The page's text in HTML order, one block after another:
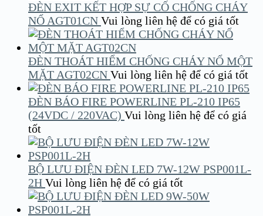
ĐÈN EXIT KẾT HỢP SỰ CỐ CHỐNG CHÁY
NỔ AGT01CN Vui lòng liên hệ để có giá tốt
ĐÈN THOÁT HIỂM CHỐNG CHÁY NỔ MỘT
MẶT AGT02CN Vui lòng liên hệ để có giá tốt
ĐÈN BÁO FIRE POWERLINE PL-210 IP65
(24VDC / 220VAC) Vui lòng liên hệ để có giá
tốt
BỘ LƯU ĐIỆN ĐÈN LED 7W-12W PSP001L-
2H Vui lòng liên hệ để có giá tốt